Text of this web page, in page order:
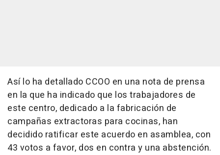
Así lo ha detallado CCOO en una nota de prensa
en la que ha indicado que los trabajadores de
este centro, dedicado a la fabricación de
campañas extractoras para cocinas, han
decidido ratificar este acuerdo en asamblea, con
43 votos a favor, dos en contra y una abstención.